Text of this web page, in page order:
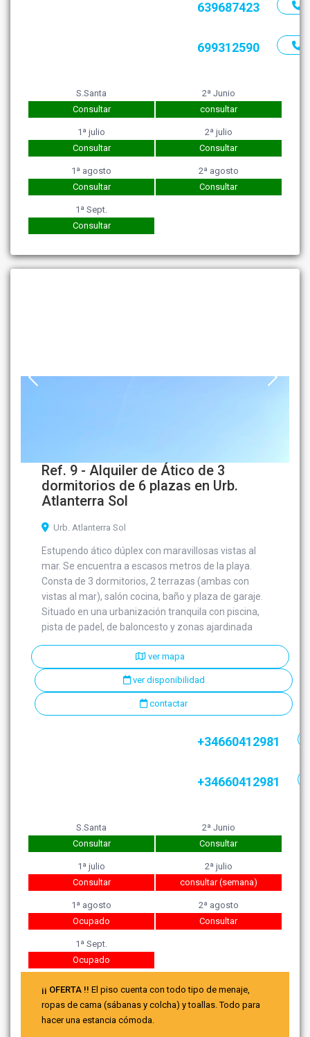
639687423
699312590
S.Santa
Consultar
2ª Junio
consultar
1ª julio
Consultar
2ª julio
Consultar
1ª agosto
Consultar
2ª agosto
Consultar
1ª Sept.
Consultar
Ref. 9 - Alquiler de Ático de 3
dormitorios de 6 plazas en Urb.
Atlanterra Sol
Urb. Atlanterra Sol
Estupendo ático dúplex con maravillosas vistas al
mar. Se encuentra a escasos metros de la playa.
Consta de 3 dormitorios, 2 terrazas (ambas con
vistas al mar), salón cocina, baño y plaza de garaje.
Situado en una urbanización tranquila con piscina,
pista de padel, de baloncesto y zonas ajardinada
ver mapa
ver disponibilidad
contactar
+34660412981
+34660412981
S.Santa
Consultar
2ª Junio
Consultar
1ª julio
Consultar
2ª julio
consultar (semana)
1ª agosto
Ocupado
2ª agosto
Consultar
1ª Sept.
Ocupado
¡¡ OFERTA !! El piso cuenta con todo tipo de menaje,
ropas de cama (sábanas y colcha) y toallas. Todo para
hacer una estancia cómoda.